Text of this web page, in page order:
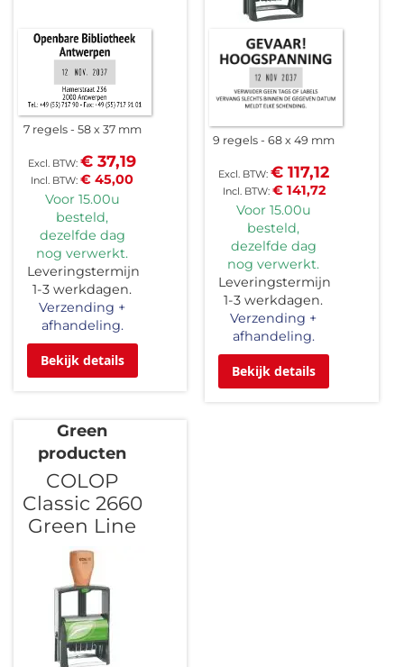
7 regels 58 x 37 mm
€ 45,00
€ 37,19
Voor 15.00u
besteld,
dezelfde dag
nog verwerkt.
Leveringstermijn
1-3 werkdagen.
Verzending +
afhandeling.
Bekijk details
9 regels 68 x 49 mm
€ 141,72
€ 117,12
Voor 15.00u
besteld,
dezelfde dag
nog verwerkt.
Leveringstermijn
1-3 werkdagen.
Verzending +
afhandeling.
Bekijk details
Green
producten
COLOP
Classic 2660
Green Line